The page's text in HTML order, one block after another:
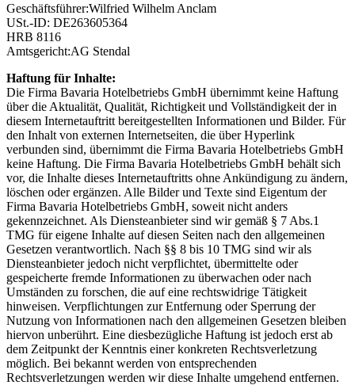
Geschäftsführer:Wilfried Wilhelm Anclam
USt.-ID: DE263605364
HRB 8116
Amtsgericht:AG Stendal
Haftung für Inhalte:
Die Firma Bavaria Hotelbetriebs GmbH übernimmt keine Haftung
über die Aktualität, Qualität, Richtigkeit und Vollständigkeit der in
diesem Internetauftritt bereitgestellten Informationen und Bilder. Für
den Inhalt von externen Internetseiten, die über Hyperlink
verbunden sind, übernimmt die Firma Bavaria Hotelbetriebs GmbH
keine Haftung. Die Firma Bavaria Hotelbetriebs GmbH behält sich
vor, die Inhalte dieses Internetauftritts ohne Ankündigung zu ändern,
löschen oder ergänzen. Alle Bilder und Texte sind Eigentum der
Firma Bavaria Hotelbetriebs GmbH, soweit nicht anders
gekennzeichnet. Als Diensteanbieter sind wir gemäß § 7 Abs.1
TMG für eigene Inhalte auf diesen Seiten nach den allgemeinen
Gesetzen verantwortlich. Nach §§ 8 bis 10 TMG sind wir als
Diensteanbieter jedoch nicht verpflichtet, übermittelte oder
gespeicherte fremde Informationen zu überwachen oder nach
Umständen zu forschen, die auf eine rechtswidrige Tätigkeit
hinweisen. Verpflichtungen zur Entfernung oder Sperrung der
Nutzung von Informationen nach den allgemeinen Gesetzen bleiben
hiervon unberührt. Eine diesbezügliche Haftung ist jedoch erst ab
dem Zeitpunkt der Kenntnis einer konkreten Rechtsverletzung
möglich. Bei bekannt werden von entsprechenden
Rechtsverletzungen werden wir diese Inhalte umgehend entfernen.